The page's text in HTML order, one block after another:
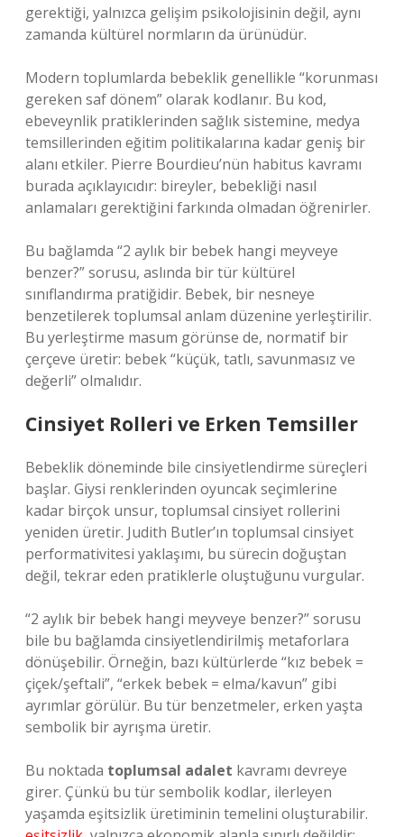
gerektiği, yalnızca gelişim psikolojisinin değil, aynı
zamanda kültürel normların da ürünüdür.
Modern toplumlarda bebeklik genellikle “korunması
gereken saf dönem” olarak kodlanır. Bu kod,
ebeveynlik pratiklerinden sağlık sistemine, medya
temsillerinden eğitim politikalarına kadar geniş bir
alanı etkiler. Pierre Bourdieu’nün habitus kavramı
burada açıklayıcıdır: bireyler, bebekliği nasıl
anlamaları gerektiğini farkında olmadan öğrenirler.
Bu bağlamda “2 aylık bir bebek hangi meyveye
benzer?” sorusu, aslında bir tür kültürel
sınıflandırma pratiğidir. Bebek, bir nesneye
benzetilerek toplumsal anlam düzenine yerleştirilir.
Bu yerleştirme masum görünse de, normatif bir
çerçeve üretir: bebek “küçük, tatlı, savunmasız ve
değerli” olmalıdır.
Cinsiyet Rolleri ve Erken Temsiller
Bebeklik döneminde bile cinsiyetlendirme süreçleri
başlar. Giysi renklerinden oyuncak seçimlerine
kadar birçok unsur, toplumsal cinsiyet rollerini
yeniden üretir. Judith Butler’ın toplumsal cinsiyet
performativitesi yaklaşımı, bu sürecin doğuştan
değil, tekrar eden pratiklerle oluştuğunu vurgular.
“2 aylık bir bebek hangi meyveye benzer?” sorusu
bile bu bağlamda cinsiyetlendirilmiş metaforlara
dönüşebilir. Örneğin, bazı kültürlerde “kız bebek =
çiçek/şeftali”, “erkek bebek = elma/kavun” gibi
ayrımlar görülür. Bu tür benzetmeler, erken yaşta
sembolik bir ayrışma üretir.
Bu noktada toplumsal adalet kavramı devreye
girer. Çünkü bu tür sembolik kodlar, ilerleyen
yaşamda eşitsizlik üretiminin temelini oluşturabilir.